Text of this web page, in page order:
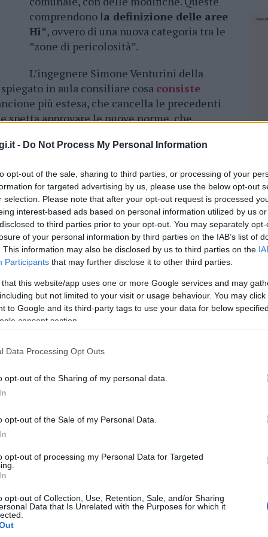
- Do Not Process My Personal Information
opt-out of the sale, sharing to third parties, or processing of your
for targeted advertising by us, please use the below opt-out
selection. Please note that after your opt-out request is processed
interest-based ads based on personal information utilized by us
to third parties prior to your opt-out. You may separately
of your personal information by third parties on the IAB’s list of
This information may also be disclosed by us to third parties on the
Participants that may further disclose it to other third parties.
that this website/app uses one or more Google services and may
but not limited to your visit or usage behaviour. You may
to Google and its third-party tags to use your data for below
consent section.
Data Processing Opt Outs
opt-out of the Sharing of my personal data.
opt-out of the Sale of my Personal Data.
opt-out of processing my Personal Data for Targeted
opt-out of Collection, Use, Retention, Sale, and/or Sharing
Data that Is Unrelated with the Purposes for which it
comprendono la definizione delle aree
Hi*, ovvero di una nuova categoria tra le
”zone di pericolosità”.
L’ingegnere Simone Venturini della
in aula consiliare cosa consiste
più estesa, che cancella le precedenti
spetta approvare le nuove norme, che
a chi costruisce casa a Olbia
che sulle hi* che dovrà essere recepita
nuove indicazioni ai cittadini. In queste
anche se il rischio è minimo.
cubo ai nostri cittadini, certa è una cosa:
più a Olbia –ha detto il sindaco
dire che dovranno perdere metri cubi, i
edificare perché sono proprietari di
in zone dove c’è un certo rischio di
esistenti, in caso di progetto e di modifica,
portato in superficie sopra la famosa linea”.
nella sezioneLogindal menù del sito o
Rischio Idrogeologico Olbia